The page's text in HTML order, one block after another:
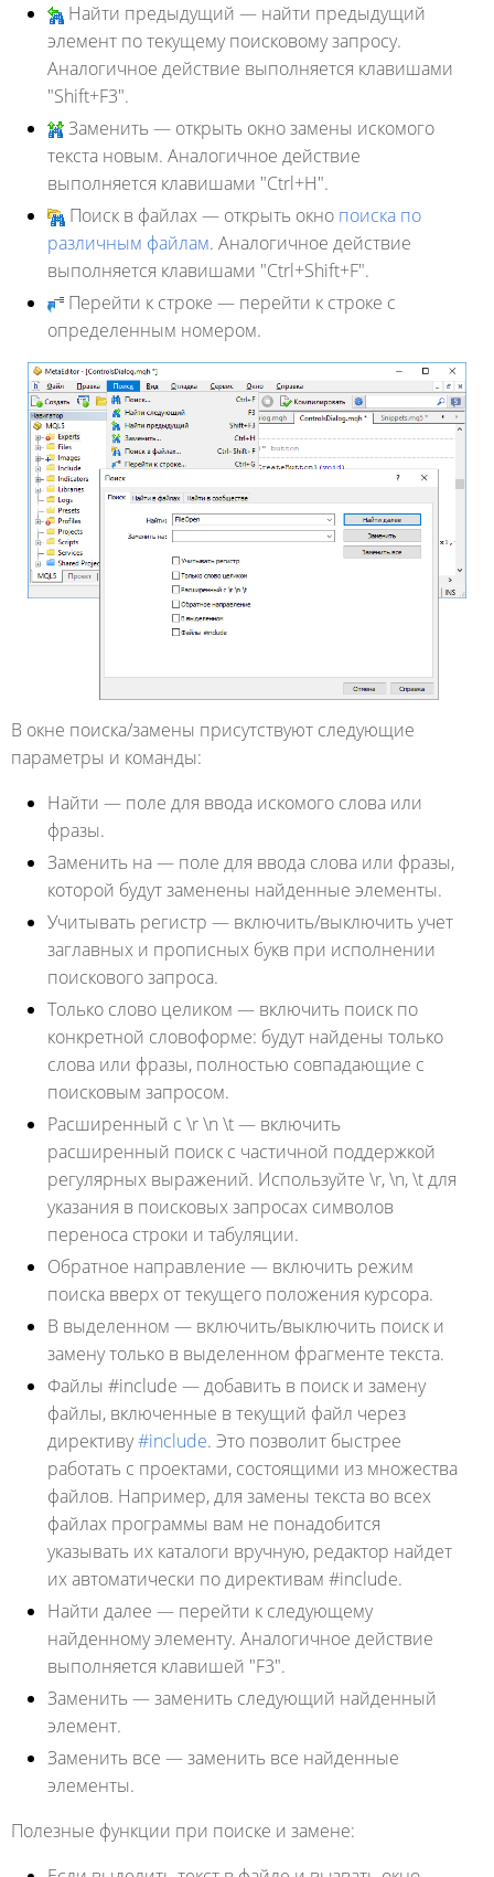
Найти предыдущий — найти предыдущий
элемент по текущему поисковому запросу.
Аналогичное действие выполняется клавишами
"Shift+F3".
Заменить — открыть окно замены искомого
текста новым. Аналогичное действие
выполняется клавишами "Ctrl+H".
Поиск в файлах— открыть окно поиска по
различным файлам. Аналогичное действие
выполняется клавишами "Ctrl+Shift+F".
Перейти к строке — перейти к строке с
определенным номером.
В окне поиска/замены присутствуют следующие
параметры и команды:
Найти — поле для ввода искомого слова или
фразы.
Заменить на— поле для ввода слова или фразы,
которой будут заменены найденные элементы.
Учитывать регистр — включить/выключить учет
заглавных и прописных букв при исполнении
поискового запроса.
Только слово целиком — включить поиск по
конкретной словоформе: будут найдены только
слова или фразы, полностью совпадающие с
поисковым запросом.
Расширенный с \r \n \t— включить
расширенный поиск с частичной поддержкой
регулярных выражений. Используйте \r, \n, \t для
указания в поисковых запросах символов
переноса строки и табуляции.
Обратное направление — включить режим
поиска вверх от текущего положения курсора.
В выделенном — включить/выключить поиск и
замену только в выделенном фрагменте текста.
Файлы #include — добавить в поиск и замену
файлы, включенные в текущий файл через
директиву#include. Это позволит быстрее
работать с проектами, состоящими из множества
файлов. Например, для замены текста во всех
файлах программы вам не понадобится
указывать их каталоги вручную, редактор найдет
их автоматически по директивам #include.
Найти далее — перейти к следующему
найденному элементу. Аналогичное действие
выполняется клавишей "F3".
Заменить — заменить следующий найденный
элемент.
Заменить все — заменить все найденные
элементы.
Полезные функции при поиске и замене: